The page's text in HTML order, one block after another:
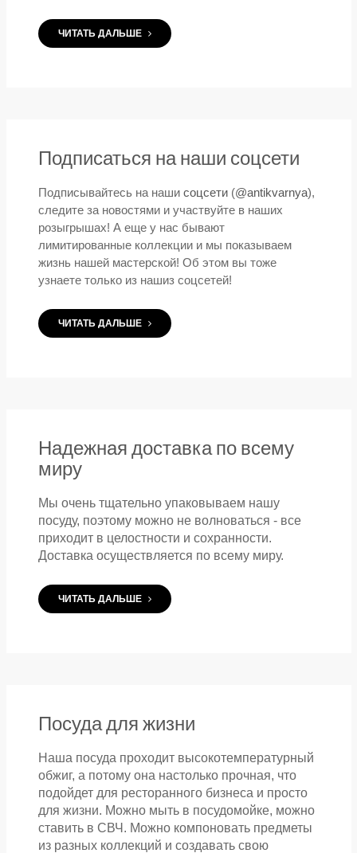
ЧИТАТЬ ДАЛЬШЕ
Подписаться на наши соцсети
Подписывайтесь на наши соцсети(@antikvarnya),
следите за новостями и участвуйте в наших
розыгрышах! А еще у нас бывают
лимитированные коллекции и мы показываем
жизнь нашей мастерской! Об этом вы тоже
узнаете только из нашиз соцсетей!
ЧИТАТЬ ДАЛЬШЕ
Надежная доставка по всему
миру
Мы очень тщательно упаковываем нашу
посуду, поэтому можно не волноваться - все
приходит в целостности и сохранности.
Доставка осуществляется по всему миру.
ЧИТАТЬ ДАЛЬШЕ
Посуда для жизни
Наша посуда проходит высокотемпературный
обжиг, а потому она настолько прочная, что
подойдет для ресторанного бизнеса и просто
для жизни. Можно мыть в посудомойке, можно
ставить в СВЧ. Можно компоновать предметы
из разных коллекций и создавать свою